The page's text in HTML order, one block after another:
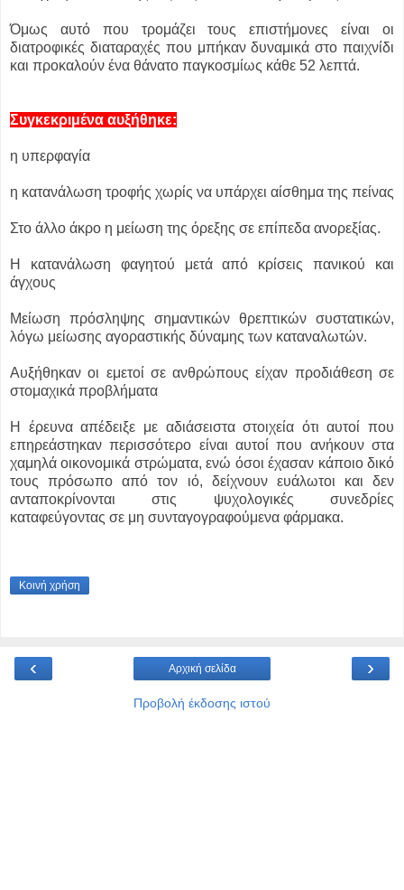
Όμως αυτό που τρομάζει τους επιστήμονες είναι οι
διατροφικές διαταραχές που μπήκαν δυναμικά στο παιχνίδι
και προκαλούν ένα θάνατο παγκοσμίως κάθε 52 λεπτά.
Συγκεκριμένα αυξήθηκε:
η υπερφαγία
η κατανάλωση τροφής χωρίς να υπάρχει αίσθημα της πείνας
Στο άλλο άκρο η μείωση της όρεξης σε επίπεδα ανορεξίας.
Η κατανάλωση φαγητού μετά από κρίσεις πανικού και
άγχους
Μείωση πρόσληψης σημαντικών θρεπτικών συστατικών,
λόγω μείωσης αγοραστικής δύναμης των καταναλωτών.
Αυξήθηκαν οι εμετοί σε ανθρώπους είχαν προδιάθεση σε
στομαχικά προβλήματα
Η έρευνα απέδειξε με αδιάσειστα στοιχεία ότι αυτοί που
επηρεάστηκαν περισσότερο είναι αυτοί που ανήκουν στα
χαμηλά οικονομικά στρώματα, ενώ όσοι έχασαν κάποιο δικό
τους πρόσωπο από τον ιό, δείχνουν ευάλωτοι και δεν
ανταποκρίνονται στις ψυχολογικές συνεδρίες
καταφεύγοντας σε μη συνταγογραφούμενα φάρμακα.
Κοινή χρήση
‹ ›
Αρχική σελίδα
Προβολή έκδοσης ιστού